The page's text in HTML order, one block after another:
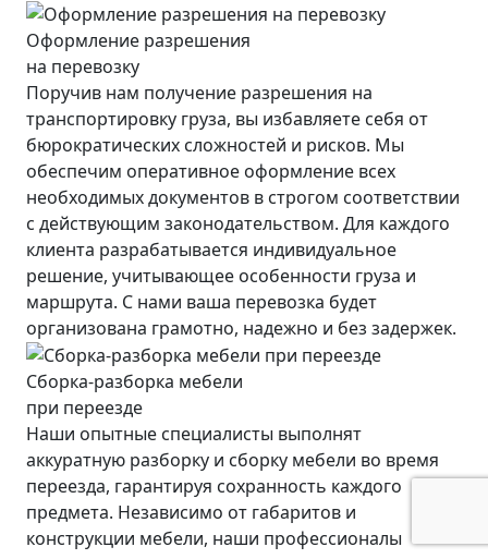
Оформление разрешения
на перевозку
Поручив нам получение разрешения на
транспортировку груза, вы избавляете себя от
бюрократических сложностей и рисков. Мы
обеспечим оперативное оформление всех
необходимых документов в строгом соответствии
с действующим законодательством. Для каждого
клиента разрабатывается индивидуальное
решение, учитывающее особенности груза и
маршрута. С нами ваша перевозка будет
организована грамотно, надежно и без задержек.
Сборка-разборка мебели
при переезде
Наши опытные специалисты выполнят
аккуратную разборку и сборку мебели во время
переезда, гарантируя сохранность каждого
предмета. Независимо от габаритов и
конструкции мебели, наши профессионалы